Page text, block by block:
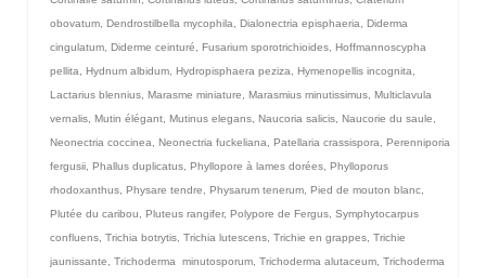
obovatum, Dendrostilbella mycophila, Dialonectria episphaeria, Diderma
cingulatum, Diderme ceinturé, Fusarium sporotrichioides, Hoffmannoscypha
pellita, Hydnum albidum, Hydropisphaera peziza, Hymenopellis incognita,
Lactarius blennius, Marasme miniature, Marasmius minutissimus, Multiclavula
vernalis, Mutin élégant, Mutinus elegans, Naucoria salicis, Naucorie du saule,
Neonectria coccinea, Neonectria fuckeliana, Patellaria crassispora, Perenniporia
fergusii, Phallus duplicatus, Phyllopore à lames dorées, Phylloporus
rhodoxanthus, Physare tendre, Physarum tenerum, Pied de mouton blanc,
Plutée du caribou, Pluteus rangifer, Polypore de Fergus, Symphytocarpus
confluens, Trichia botrytis, Trichia lutescens, Trichie en grappes, Trichie
jaunissante, Trichoderma minutosporum, Trichoderma alutaceum, Trichoderma